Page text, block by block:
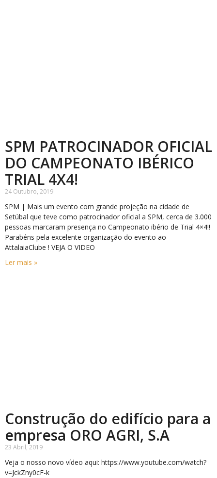
SPM PATROCINADOR OFICIAL
DO CAMPEONATO IBÉRICO
TRIAL 4X4!
24 Outubro, 2019
SPM | Mais um evento com grande projeção na cidade de
Setúbal que teve como patrocinador oficial a SPM, cerca de 3.000
pessoas marcaram presença no Campeonato ibério de Trial 4×4!!
Parabéns pela excelente organização do evento ao
AttalaiaClube ! VEJA O VIDEO
Ler mais »
Construção do edifício para a
empresa ORO AGRI, S.A
23 Abril, 2019
Veja o nosso novo vídeo aqui: https://www.youtube.com/watch?
v=JckZny0cF-k